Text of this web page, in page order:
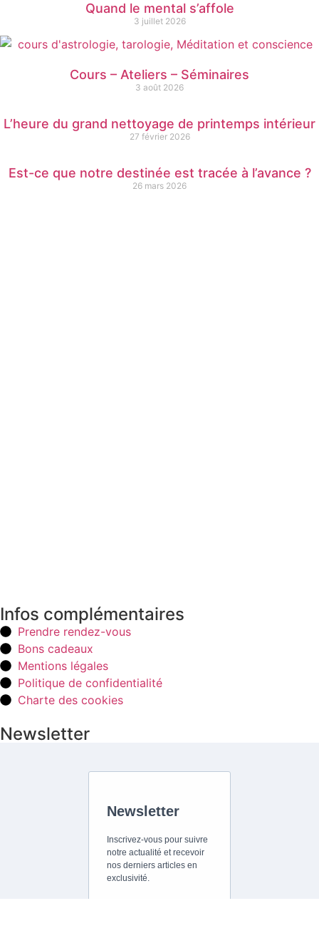
Quand le mental s’affole
3 juillet 2026
Cours – Ateliers – Séminaires
3 août 2026
L’heure du grand nettoyage de printemps intérieur
27 février 2026
Est-ce que notre destinée est tracée à l’avance ?
26 mars 2026
Infos complémentaires
Prendre rendez-vous
Bons cadeaux
Mentions légales
Politique de confidentialité
Charte des cookies
Newsletter